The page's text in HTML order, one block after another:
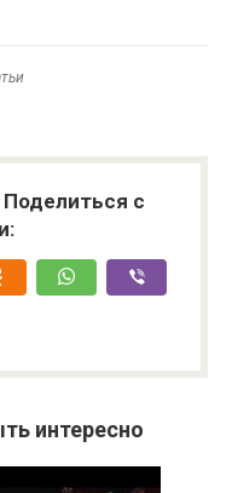
с
интересно